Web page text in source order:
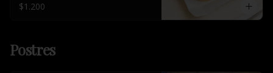
$1.200
Postres